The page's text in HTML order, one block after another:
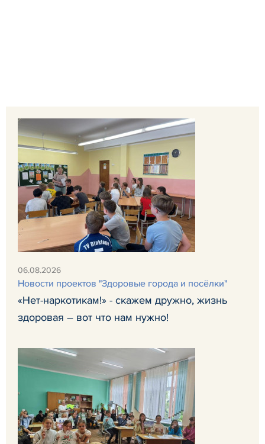
06.08.2026
Новости проектов "Здоровые города и посёлки"
«Нет-наркотикам!» - скажем дружно, жизнь
здоровая – вот что нам нужно!